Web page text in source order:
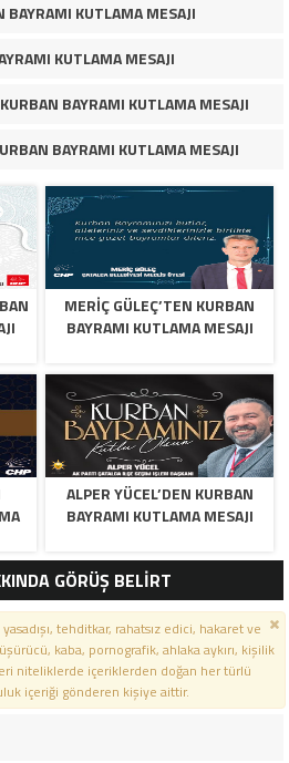
BAYRAMI KUTLAMA MESAJI
KUTLAMA MESAJI
BAYRAMI KUTLAMA MESAJI
BAYRAMI KUTLAMA MESAJI
MERİÇ GÜLEÇ’TEN KURBAN
BAYRAMI KUTLAMA MESAJI
ALPER YÜCEL’DEN KURBAN
BAYRAMI KUTLAMA MESAJI
GÖRÜŞ BELİRT
tehditkar, rahatsız edici, hakaret ve
kaba, pornografik, ahlaka aykırı, kişilik
niteliklerde içeriklerden doğan her türlü
içeriği gönderen kişiye aittir.